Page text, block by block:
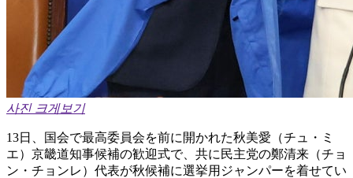
사진 크게보기
13日、国会で最高委員会を前に開かれた秋美愛（チュ・ミ
エ）京畿道知事候補の歓迎式で、共に民主党の鄭清来（チョ
ン・チョンレ）代表が秋候補に選挙用ジャンパーを着せてい